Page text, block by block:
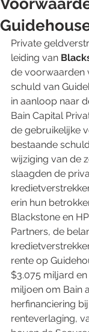
Private
leiding van
de voorwaarden
schuld van
in aanloop naar
Bain Capital
de gebruikelijke
bestaande
wijziging van de
slaagden de
erin hun
Blackstone en
Partners, de
rente op
$3.075 miljard
miljoen om Bain
herfinanciering
renteverlaging,